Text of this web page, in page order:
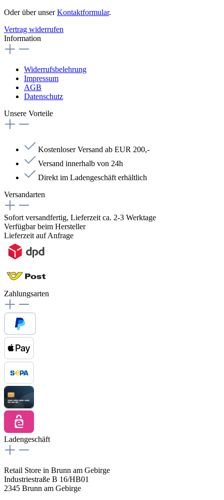
Oder über unserKontaktformular.
Vertrag widerrufen
Information
Widerrufsbelehrung
Impressum
AGB
Datenschutz
Unsere Vorteile
Kostenloser Versand ab EUR 200,-
Versand innerhalb von 24h
Direkt im Ladengeschäft erhältlich
Versandarten
Sofort versandfertig, Lieferzeit ca. 2-3 Werktage
Verfügbar beim Hersteller
Lieferzeit auf Anfrage
Zahlungsarten
Ladengeschäft
Retail Store in Brunn am Gebirge
Industriestraße B 16/HB01
2345 Brunn am Gebirge